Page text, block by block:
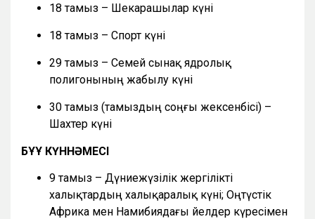
18 тамыз – Шекарашылар күні
18 тамыз – Спорт күні
29 тамыз – Семей сынақ ядролық
полигонының жабылу күні
30 тамыз (тамыздың соңғы жексенбісі) –
Шахтер күні
БҰҰ КҮННӘМЕСІ
9 тамыз – Дүниежүзілік жергілікті
халықтардың халықаралық күні; Оңтүстік
Африка мен Намибиядағы әйелдер күресімен